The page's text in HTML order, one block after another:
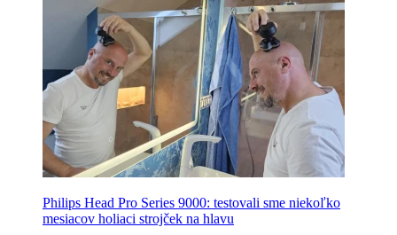
Philips Head Pro Series 9000: testovali sme niekoľko
mesiacov holiaci strojček na hlavu